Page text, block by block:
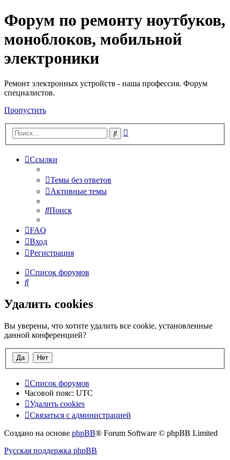
Регистрация
Форум по ремонту ноутбуков,
моноблоков, мобильной
электроники
Ремонт электронных устройств - наша профессия. Форум
специалистов.
Пропустить
Поиск
Ссылки
Темы без ответов
Активные темы
Поиск
FAQ
Вход
Регистрация
Список форумов
Поиск
Удалить cookies
Вы уверены, что хотите удалить все cookie, установленные
данной конференцией?
Список форумов
Часовой пояс: UTC
Удалить cookies
Связаться
администрацией
Связаться с администрацией
Создано на основе phpBB® Forum Software © phpBB Limited
Русская поддержка phpBB